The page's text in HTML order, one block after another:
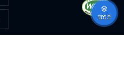
팝업존